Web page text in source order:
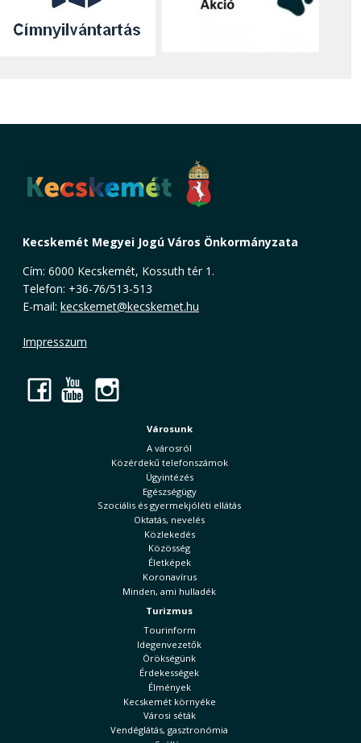
Kecskemét Megyei Jogú Város Önkormányzata
Cím: 6000 Kecskemét, Kossuth tér 1.
Telefon: +36-76/513-513
E-mail: kecskemet@kecskemet.hu
Impresszum
Facebook
YouTube
Városunk
A városról
Közérdekű telefonszámok
Ügyintézés
Egészségügy
Szociális és gyermekjóléti ellátás
Oktatás, nevelés
Közlekedés
Közösség
Életképek
Koronavírus
Minden, ami hulladék
Turizmus
Tourinform
Idegenvezetők
Örökségünk
Érdekességek
Élmények
Kecskemét környéke
Városi séták
Vendéglátás, gasztronómia